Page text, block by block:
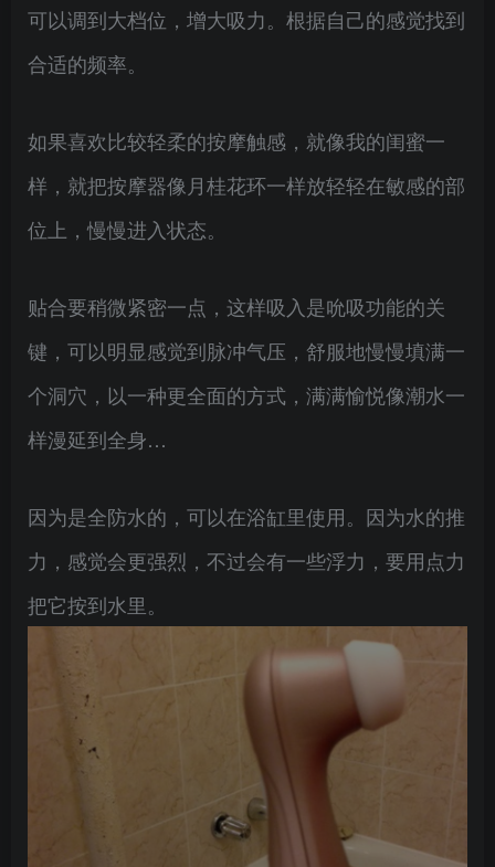
可以调到大档位，增大吸力。根据自己的感觉找到
合适的频率。
如果喜欢比较轻柔的按摩触感，就像我的闺蜜一
样，就把按摩器像月桂花环一样放轻轻在敏感的部
位上，慢慢进入状态。
贴合要稍微紧密一点，这样吸入是吮吸功能的关
键，可以明显感觉到脉冲气压，舒服地慢慢填满一
个洞穴，以一种更全面的方式，满满愉悦像潮水一
样漫延到全身…
因为是全防水的，可以在浴缸里使用。因为水的推
力，感觉会更强烈，不过会有一些浮力，要用点力
把它按到水里。